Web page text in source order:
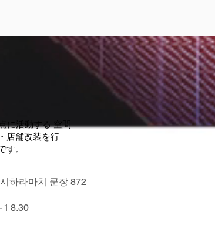
に活動する 空間
店舗改装を行
す。
하라마치 쿤장 872
- 1 8.30